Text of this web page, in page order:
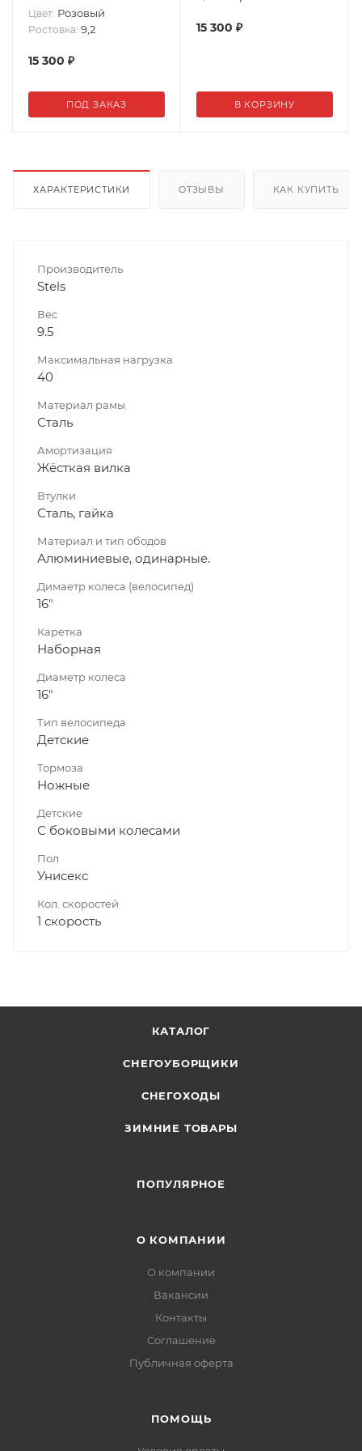
Цвет: Розовый
Ростовка: 9,2
15 300 ₽
ПОД ЗАКАЗ
15 300 ₽
В КОРЗИНУ
ХАРАКТЕРИСТИКИ ОТЗЫВЫ КАК КУПИТЬ
Производитель
Stels
Вес
9.5
Максимальная нагрузка
40
Материал рамы
Сталь
Амортизация
Жёсткая вилка
Втулки
Сталь, гайка
Материал и тип ободов
Алюминиевые, одинарные.
Димаетр колеса (велосипед)
16"
Каретка
Наборная
Диаметр колеса
16"
Тип велосипеда
Детские
Тормоза
Ножные
Детские
С боковыми колесами
Пол
Унисекс
Кол. скоростей
1 скорость
КАТАЛОГ
СНЕГОУБОРЩИКИ
СНЕГОХОДЫ
ЗИМНИЕ ТОВАРЫ
ПОПУЛЯРНОЕ
О КОМПАНИИ
О компании
Вакансии
Контакты
Соглашение
Публичная оферта
ПОМОЩЬ